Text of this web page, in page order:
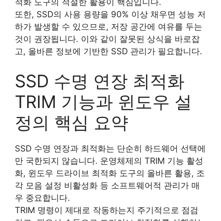
적화 도구의 적절한 활용이 핵심입니다.
또한, SSD의 사용 용량을 90% 이상 채우면 성능 저
하가 발생할 수 있으므로, 저장 공간에 여유를 두는
것이 권장됩니다. 이와 같이 잘못된 상식을 바로잡
고, 올바른 정보에 기반한 SSD 관리가 필요합니다.
SSD 수명 연장 최적화
TRIM 기능과 윈도우 설
정의 핵심 요약
SSD 수명 연장과 최적화는 단순히 하드웨어 선택에
만 국한되지 않습니다. 운영체제의 TRIM 기능 활성
화, 윈도우 드라이브 최적화 도구의 올바른 활용, 조
각 모음 설정 비활성화 등 소프트웨어적 관리가 매
우 중요합니다.
TRIM 명령이 제대로 작동하는지 주기적으로 점검